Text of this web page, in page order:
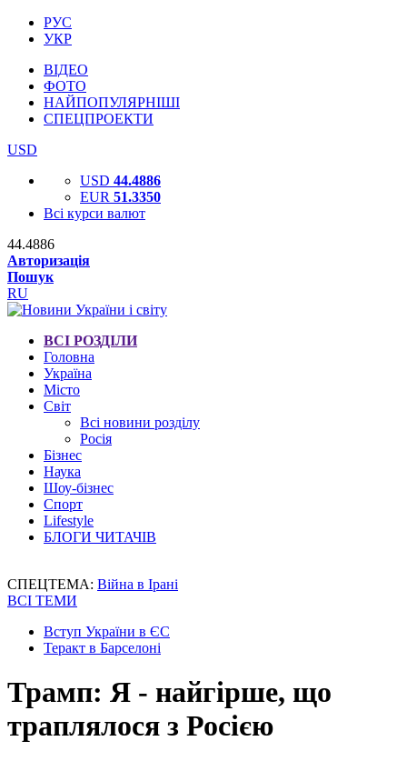
РУС
УКР
ВІДЕО
ФОТО
НАЙПОПУЛЯРНІШІ
СПЕЦПРОЕКТИ
USD
USD 44.4886
EUR 51.3350
Всі курси валют
44.4886
Авторизація
Пошук
RU
ВСІ РОЗДІЛИ
Головна
Україна
Місто
Світ
Всі новини розділу
Росія
Бізнес
Наука
Шоу-бізнес
Спорт
Lifestyle
БЛОГИ ЧИТАЧІВ
СПЕЦТЕМА: Війна в Ірані
ВСІ ТЕМИ
Вступ України в ЄС
Теракт в Барселоні
Трамп: Я - найгірше, що
траплялося з Росією